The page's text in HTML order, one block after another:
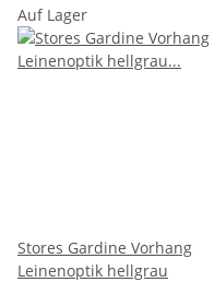
Auf Lager
Stores Gardine Vorhang
Leinenoptik hellgrau